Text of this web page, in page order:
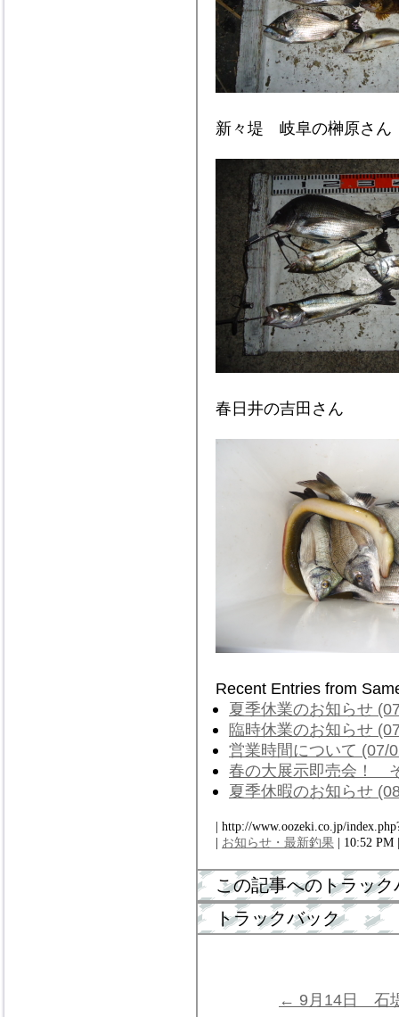
新々堤 岐阜の榊原さん
春日井の吉田さん
Recent Entries from
夏季休業のお知らせ
臨時休業のお知らせ
営業時間について (07/
春の大展示即売会！
夏季休暇のお知らせ
| http://www.oozeki.co.jp/
| お知らせ・最新釣果 | 10:52
この記事へのトラッ
トラックバック
← 9月14日 石